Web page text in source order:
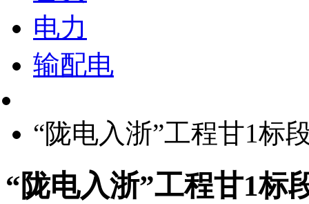
电力
输配电
“陇电入浙”工程甘1标
“陇电入浙”工程甘1标